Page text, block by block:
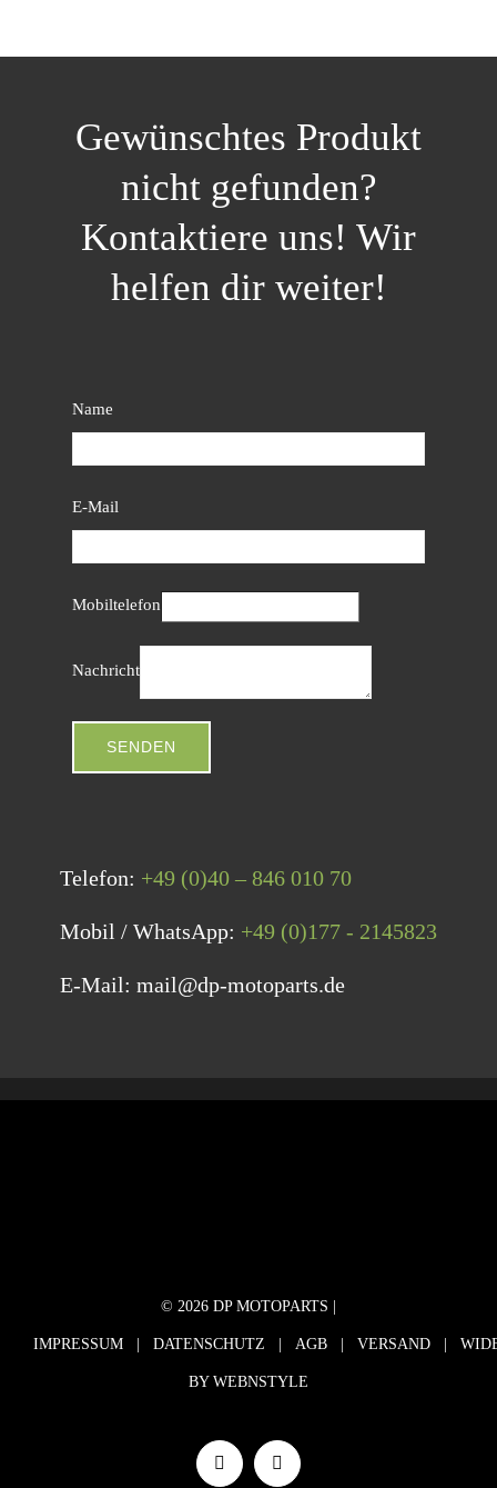
Gewünschtes Produkt
nicht gefunden?
Kontaktiere uns! Wir
helfen dir weiter!
Name
E-Mail
Mobiltelefon
Nachricht
SENDEN
Telefon: +49 (0)40 – 846 010 70
Mobil / WhatsApp: +49 (0)177 - 2145823
E-Mail: mail@dp-motoparts.de
© 2026 DP MOTOPARTS |
IMPRESSUM DATENSCHUTZ AGB VERSAND
BY WEBNSTYLE
Facebook Instagram